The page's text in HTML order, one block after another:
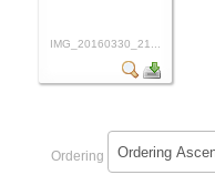
IMG_20160330_21...
Ordering